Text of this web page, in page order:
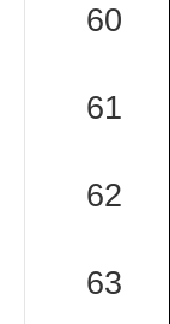
60
61
62
63